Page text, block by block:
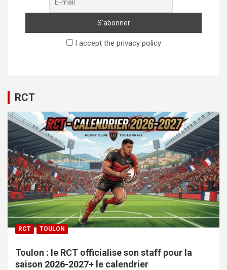
I accept the privacy policy
RCT
RCT TOULON
Toulon : le RCT officialise son staff pour la
saison 2026-2027+ le calendrier